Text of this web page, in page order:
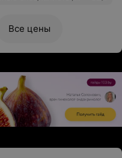
Все цены